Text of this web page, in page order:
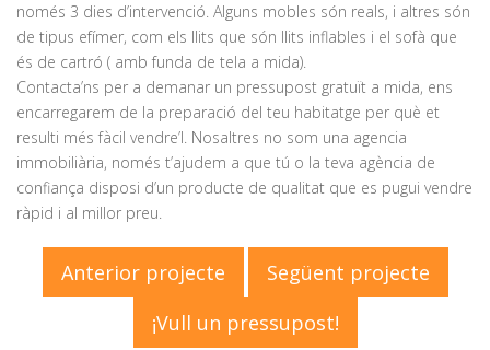
només 3 dies d’intervenció. Alguns mobles són reals, i altres són
de tipus efímer, com els llits que són llits inflables i el sofà que
és de cartró ( amb funda de tela a mida).
Contacta’ns per a demanar un pressupost gratuït a mida, ens
encarregarem de la preparació del teu habitatge per què et
resulti més fàcil vendre’l. Nosaltres no som una agencia
immobiliària, només t’ajudem a que tú o la teva agència de
confiança disposi d’un producte de qualitat que es pugui vendre
ràpid i al millor preu.
Anterior projecte
Següent projecte
¡Vull un pressupost!